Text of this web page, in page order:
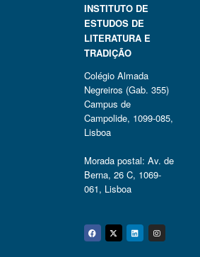
INSTITUTO DE
ESTUDOS DE
LITERATURA E
TRADIÇÃO
Colégio Almada
Negreiros (Gab. 355)
Campus de
Campolide, 1099-085,
Lisboa
Morada postal: Av. de
Berna, 26 C, 1069-
061, Lisboa
Facebook
Twitter